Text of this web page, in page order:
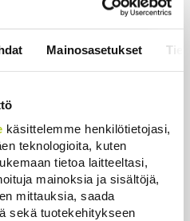
Mainosasetukset
käsittelemme henkilötietojasi,
teknologioita, kuten
tietoa laitteeltasi,
mainoksia ja sisältöjä,
mittauksia, saada
sekä tuotekehitykseen
kiintiömetsästystä –
turvallisuuteen
riippuvuuden